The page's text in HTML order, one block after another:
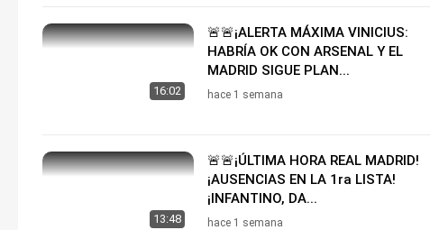
16:02
🚨🚨¡ALERTA MÁXIMA VINICIUS:
HABRÍA OK CON ARSENAL Y EL
MADRID SIGUE PLAN...
hace 1 semana
13:48
🚨🚨¡ÚLTIMA HORA REAL MADRID!
¡AUSENCIAS EN LA 1ra LISTA!
¡INFANTINO, DA...
hace 1 semana